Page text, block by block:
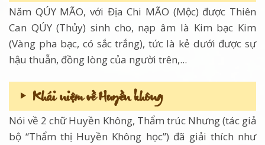
Năm QÚY MÃO, với Địa Chi MÃO (Mộc) được Thiên
Can QÚY (Thủy) sinh cho, nạp âm là Kim bạc Kim
(Vàng pha bạc, có sắc trắng), tức là kẻ dưới được sự
hậu thuẫn, đồng lòng của người trên,...
Khái niệm về Huyền không
Nói về 2 chữ Huyền Không, Thẩm trúc Nhưng (tác giả
bộ “Thẩm thị Huyền Không học”) đã giải thích như